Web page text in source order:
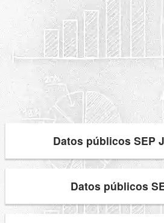
Datos públicos SEP
Datos públicos